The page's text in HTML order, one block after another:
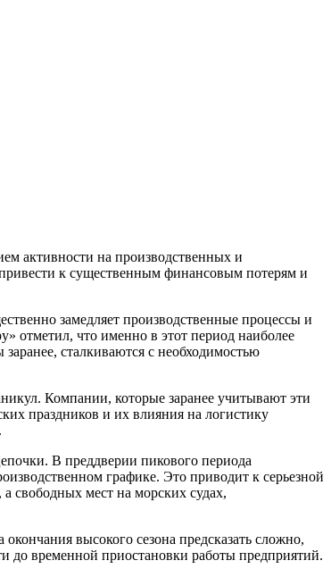
активности на производственных и
к существенным финансовым потерям и
замедляет производственные процессы и
отметил, что именно в этот период наиболее
сталкиваются с необходимостью
Компании, которые заранее учитывают эти
праздников и их влияния на логистику
В преддверии пикового периода
графике. Это приводит к серьезной
свободных мест на морских судах,
высокого сезона предсказать сложно,
до временной приостановки работы предприятий.